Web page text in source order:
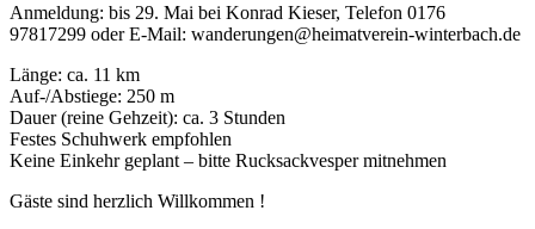
Anmeldung: bis 29. Mai bei Konrad Kieser, Telefon 0176
97817299 oder E-Mail: wanderungen@heimatverein-winterbach.de
Länge: ca. 11 km
Auf-/Abstiege: 250 m
Dauer (reine Gehzeit): ca. 3 Stunden
Festes Schuhwerk empfohlen
Keine Einkehr geplant – bitte Rucksackvesper mitnehmen
Gäste sind herzlich Willkommen !